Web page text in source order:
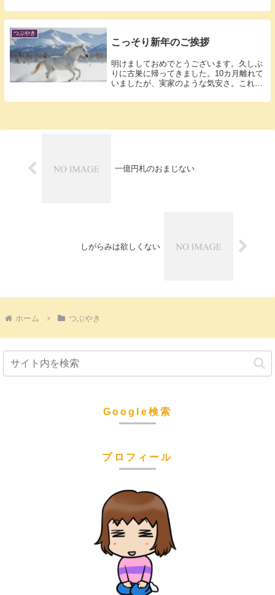
つぶやき
こっそり新年のご挨拶
明けましておめでとうございます。久しぶ
りに古巣に帰ってきました。10カ月離れて
いましたが、実家のような気安さ。これか
一億円札のおまじない
しがらみは欲しくない
ホーム つぶやき
Google検索
プロフィール